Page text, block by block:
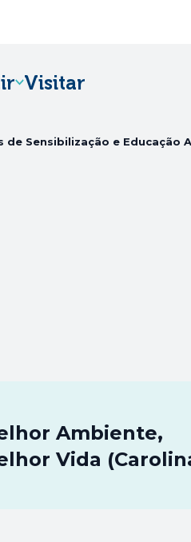
Visitar
Abre num novo separador
de Sensibilização e Educação
Ambiente,
Vida